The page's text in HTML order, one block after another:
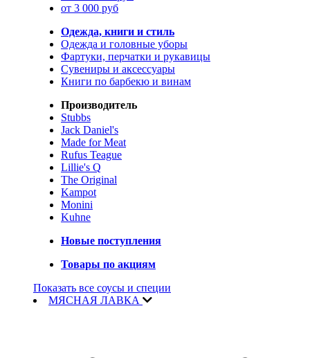
от 3 000 руб
Одежда, книги и стиль
Одежда и головные уборы
Фартуки, перчатки и рукавицы
Сувениры и аксессуары
Книги по барбекю и винам
Производитель
Stubbs
Jack Daniel's
Made for Meat
Rufus Teague
Lillie's Q
The Original
Kampot
Monini
Kuhne
Новые поступления
Товары по акциям
Показать все соусы и специи
МЯСНАЯ ЛАВКА